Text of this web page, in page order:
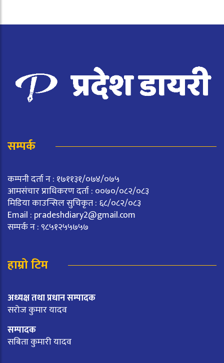
सम्पर्क
कम्पनी दर्ता न : १७११३१/०७४/०७५
आमसंचार प्राधिकरण दर्ता : ००७०/०८२/०८३
मिडिया काउन्सिल सुचिकृत : ६८/०८२/०८३
Email : pradeshdiary2@gmail.com
सम्पर्क न : ९८५१२५५७५७
हाम्रो टिम
अध्यक्ष तथा प्रधान सम्पादक
सरोज कुमार यादव
सम्पादक
सबिता कुमारी यादव